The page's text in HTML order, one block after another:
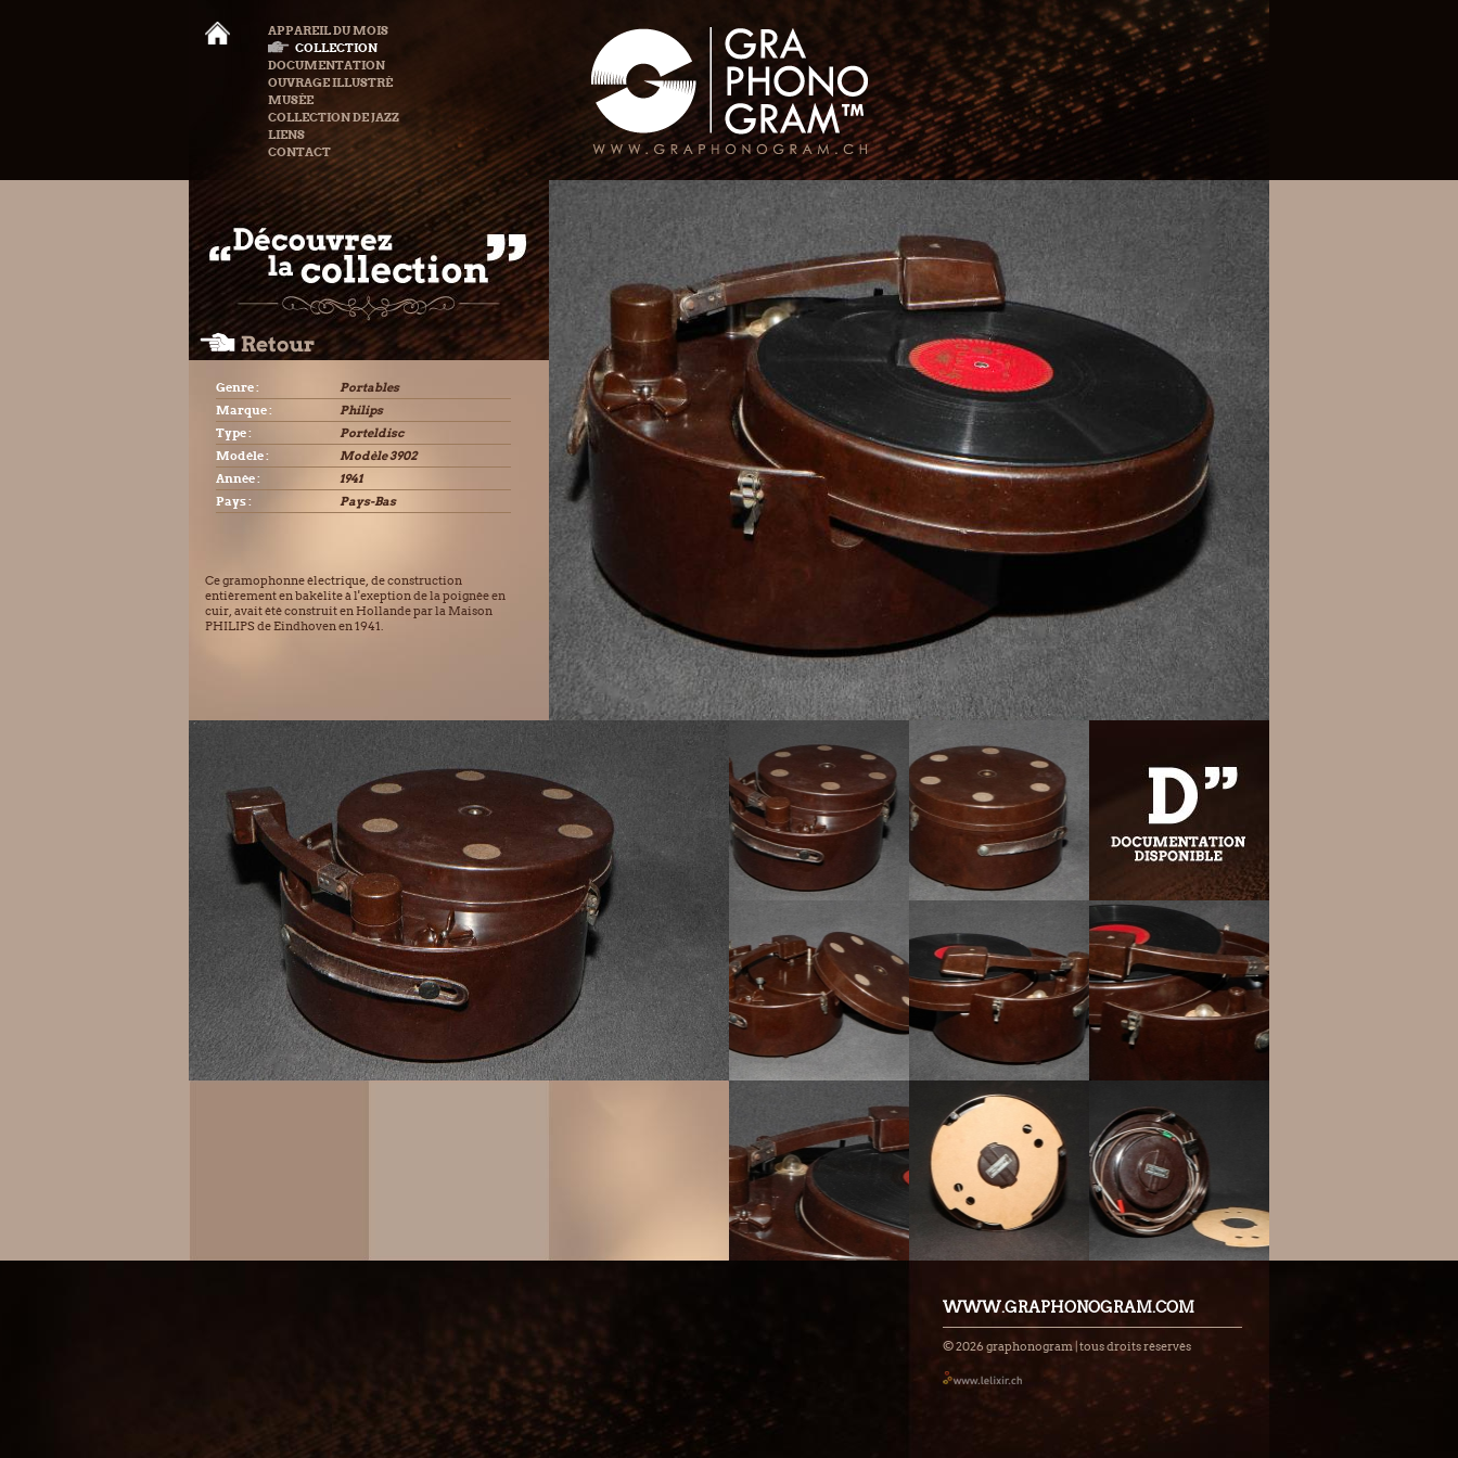
APPAREIL DU MOIS
COLLECTION
DOCUMENTATION
OUVRAGE ILLUSTRÉ
MUSÉE
COLLECTION DE JAZZ
LIENS
CONTACT
Genre :
Portables
Marque :
Philips
Type :
Porteldisc
Modèle :
Modèle 3902
Année :
1941
Pays :
Pays-Bas
Ce gramophonne électrique, de construction
entièrement en bakélite à l'exeption de la poignée en
cuir, avait été construit en Hollande par la Maison
PHILIPS de Eindhoven en 1941.
WWW.GRAPHONOGRAM.COM
© 2026 graphonogram | tous droits réservés